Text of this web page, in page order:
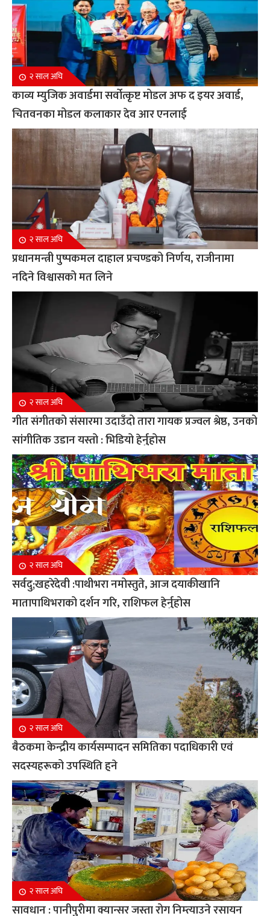
२ साल अघि
काव्य म्युजिक अवार्डमा सर्वोत्कृष्ट मोडल अफ द इयर अवार्ड,
चितवनका मोडल कलाकार देव आर एनलाई
२ साल अघि
प्रधानमन्त्री पुष्पकमल दाहाल प्रचण्डको निर्णय, राजीनामा
नदिने विश्वासको मत लिने
२ साल अघि
गीत संगीतको संसारमा उदाउँदो तारा गायक प्रज्वल श्रेष्ठ, उनको
सांगीतिक उडान यस्तो : भिडियो हेर्नुहोस
२ साल अघि
सर्वदु;खहरेदेवी :पाथीभरा नमोस्तुते, आज दयाकीखानि
मातापाथिभराको दर्शन गरि, राशिफल हेर्नुहोस
२ साल अघि
बैठकमा केन्द्रीय कार्यसम्पादन समितिका पदाधिकारी एवं
सदस्यहरूको उपस्थिति हुने
२ साल अघि
सावधान : पानीपुरीमा क्यान्सर जस्ता रोग निम्त्याउने रसायन